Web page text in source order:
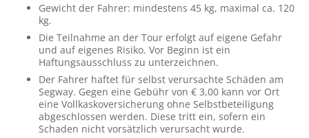
Gewicht der Fahrer: mindestens 45 kg, maximal ca. 120
kg.
Die Teilnahme an der Tour erfolgt auf eigene Gefahr
und auf eigenes Risiko. Vor Beginn ist ein
Haftungsausschluss zu unterzeichnen.
Der Fahrer haftet für selbst verursachte Schäden am
Segway. Gegen eine Gebühr von € 3,00 kann vor Ort
eine Vollkaskoversicherung ohne Selbstbeteiligung
abgeschlossen werden. Diese tritt ein, sofern ein
Schaden nicht vorsätzlich verursacht wurde.